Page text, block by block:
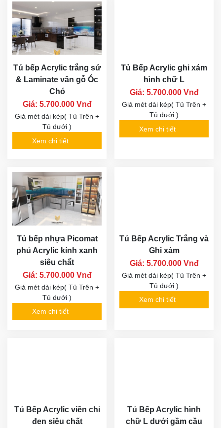
Tủ bếp Acrylic trắng sứ
& Laminate vân gỗ Óc
Chó
Giá: 5.700.000 Vnđ
Giá mét dài kép( Tủ Trên +
Tủ dưới )
Xem chi tiết
Tủ Bếp Acrylic ghi xám
hình chữ L
Giá: 5.700.000 Vnđ
Giá mét dài kép( Tủ Trên +
Tủ dưới )
Xem chi tiết
Tủ bếp nhựa Picomat
phủ Acrylic kính xanh
siêu chẩt
Giá: 5.700.000 Vnđ
Giá mét dài kép( Tủ Trên +
Tủ dưới )
Xem chi tiết
Tủ Bếp Acrylic Trắng và
Ghi xám
Giá: 5.700.000 Vnđ
Giá mét dài kép( Tủ Trên +
Tủ dưới )
Xem chi tiết
Tủ Bếp Acrylic viền chỉ
đen siêu chất
Tủ Bếp Acrylic hình
chữ L dưới gầm cầu